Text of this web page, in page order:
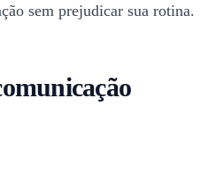
sem prejudicar sua rotina.